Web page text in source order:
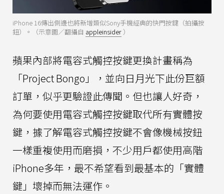
iPhone 16傳出側邊也將新增類似Sony手機經典的快門按鍵（拍攝按
鈕）。（示意圖／翻攝自 appleinsider ）
蘋果內部將電容式觸控按鍵更換計畫稱為
「Project Bongo」，並向日月光下此份巨額
訂單，似乎更驗證此傳聞。但也讓人好奇，
為何要使用電容式觸控按鍵取代所有實體按
鍵，據了解電容式觸控按鍵不會像機械按鈕
一樣重複使用而磨損，不少用戶都使用高階
iPhone多年，最不希望看到最基本的「實體
鍵」壞掉而無法運作。